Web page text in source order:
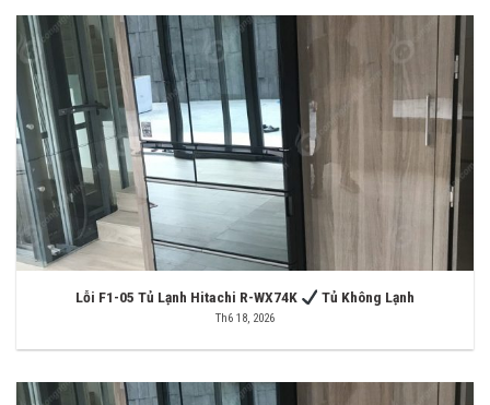
Lỗi F1-05 Tủ Lạnh Hitachi R-WX74K Tủ Không Lạnh
Th6 18, 2026